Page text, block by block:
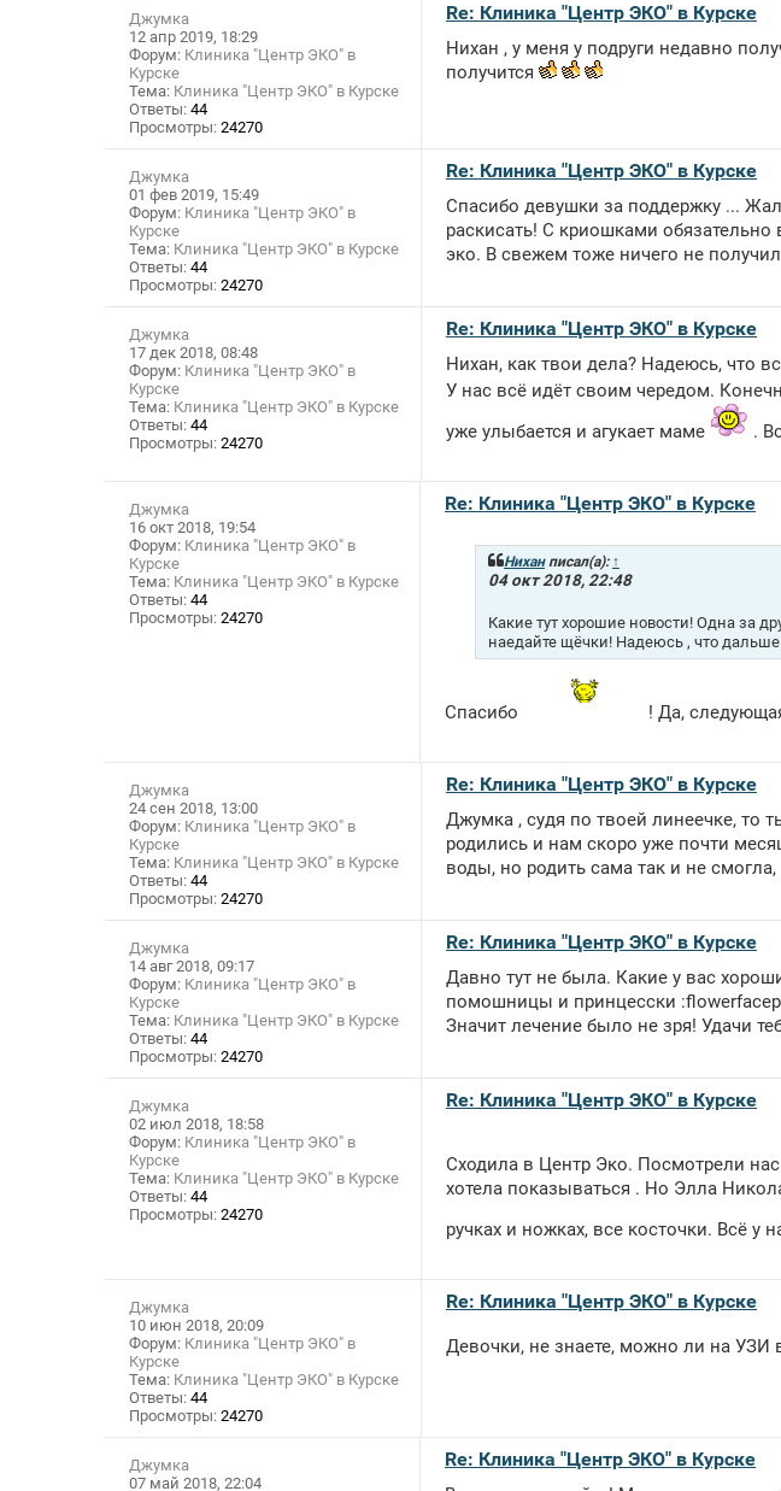
Джумка
12 апр 2019, 18:29
Форум: Клиника "Центр ЭКО" в
Курске
Тема: Клиника "Центр ЭКО" в Курске
Ответы: 44
Просмотры: 24270
Re: Клиника "Центр ЭКО" в Курске
Нихан , у меня у подруги недавно
получится
Джумка
01 фев 2019, 15:49
Форум: Клиника "Центр ЭКО" в
Курске
Тема: Клиника "Центр ЭКО" в Курске
Ответы: 44
Просмотры: 24270
Re: Клиника "Центр ЭКО" в Курске
Спасибо девушки за поддержку ...
раскисать! С криошками
эко. В свежем тоже ничего не
Джумка
17 дек 2018, 08:48
Форум: Клиника "Центр ЭКО" в
Курске
Тема: Клиника "Центр ЭКО" в Курске
Ответы: 44
Просмотры: 24270
Re: Клиника "Центр ЭКО" в Курске
Нихан, как твои дела? Надеюсь, что
У нас всё идёт своим чередом.
уже улыбается и агукает маме
.
Джумка
16 окт 2018, 19:54
Форум: Клиника "Центр ЭКО" в
Курске
Тема: Клиника "Центр ЭКО" в Курске
Ответы: 44
Просмотры: 24270
Re: Клиника "Центр ЭКО" в Курске
Ниханписал(а): ↑
04 окт 2018, 22:48
Какие тут хорошие новости! Одна за
наедайте щёчки! Надеюсь , что
Спасибо ! Да,
Джумка
24 сен 2018, 13:00
Форум: Клиника "Центр ЭКО" в
Курске
Тема: Клиника "Центр ЭКО" в Курске
Ответы: 44
Просмотры: 24270
Re: Клиника "Центр ЭКО" в Курске
Джумка , судя по твоей линеечке, то
родились и нам скоро уже почти
воды, но родить сама так и не
Джумка
14 авг 2018, 09:17
Форум: Клиника "Центр ЭКО" в
Курске
Тема: Клиника "Центр ЭКО" в Курске
Ответы: 44
Просмотры: 24270
Re: Клиника "Центр ЭКО" в Курске
Давно тут не была. Какие у вас
помошницы и принцесски
Значит лечение было не зря! Удачи
Джумка
02 июл 2018, 18:58
Форум: Клиника "Центр ЭКО" в
Курске
Тема: Клиника "Центр ЭКО" в Курске
Ответы: 44
Просмотры: 24270
Re: Клиника "Центр ЭКО" в Курске
Сходила в Центр Эко. Посмотрели
хотела показываться . Но Элла
ручках и ножках, все косточки. Всё у
Джумка
10 июн 2018, 20:09
Форум: Клиника "Центр ЭКО" в
Курске
Тема: Клиника "Центр ЭКО" в Курске
Ответы: 44
Просмотры: 24270
Re: Клиника "Центр ЭКО" в Курске
Девочки, не знаете, можно ли на УЗИ
Джумка
07 май 2018, 22:04
Re: Клиника "Центр ЭКО" в Курске